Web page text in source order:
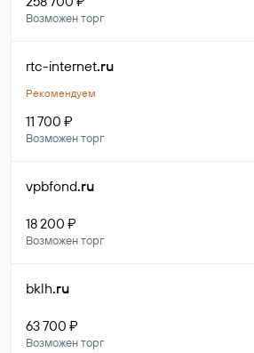
Возможен торг
rtc-internet.ru
Рекомендуем
11 700 ₽
Возможен торг
vpbfond.ru
18 200 ₽
Возможен торг
bklh.ru
63 700 ₽
Возможен торг